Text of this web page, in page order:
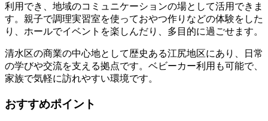
利用でき、地域のコミュニケーションの場として活用できま
す。親子で調理実習室を使っておやつ作りなどの体験をした
り、ホールでイベントを楽しんだり、多目的に過ごせます。
清水区の商業の中心地として歴史ある江尻地区にあり、日常
の学びや交流を支える拠点です。ベビーカー利用も可能で、
家族で気軽に訪れやすい環境です。
おすすめポイント